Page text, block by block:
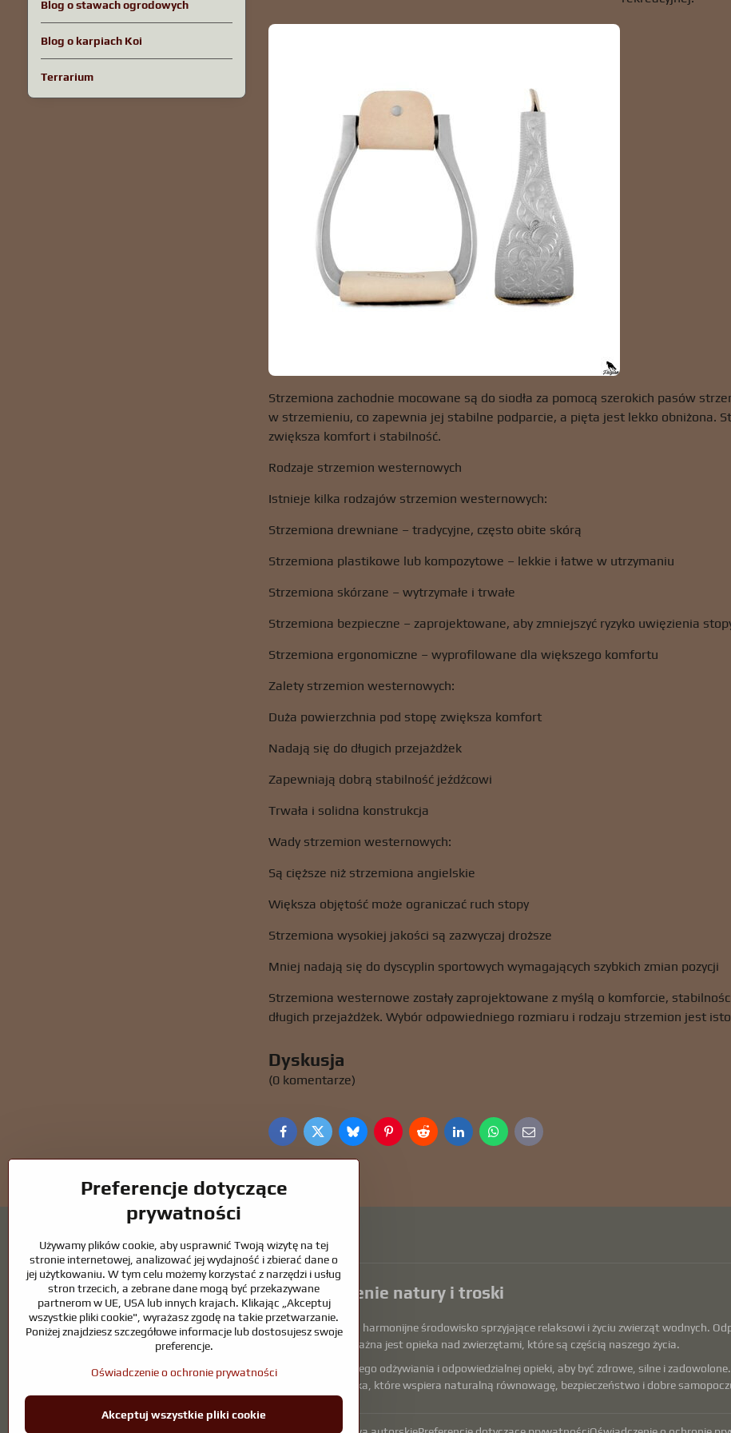
Strzemiona zachodnie mocowane są do siodła za pomocą szerokich pasów
w strzemieniu, co zapewnia jej stabilne podparcie, a pięta jest lekko obniżona.
zwiększa komfort i stabilność.
Rodzaje strzemion westernowych
Istnieje kilka rodzajów strzemion westernowych:
Strzemiona drewniane – tradycyjne, często obite skórą
Strzemiona plastikowe lub kompozytowe – lekkie i łatwe w utrzymaniu
Strzemiona skórzane – wytrzymałe i trwałe
Strzemiona bezpieczne – zaprojektowane, aby zmniejszyć ryzyko uwięzienia
Strzemiona ergonomiczne – wyprofilowane dla większego komfortu
Zalety strzemion westernowych:
Duża powierzchnia pod stopę zwiększa komfort
Nadają się do długich przejażdżek
Zapewniają dobrą stabilność jeźdźcowi
Trwała i solidna konstrukcja
Wady strzemion westernowych:
Są cięższe niż strzemiona angielskie
Większa objętość może ograniczać ruch stopy
Strzemiona wysokiej jakości są zazwyczaj droższe
Mniej nadają się do dyscyplin sportowych wymagających szybkich zmian pozycji
Strzemiona westernowe zostały zaprojektowane z myślą o komforcie,
długich przejażdżek. Wybór odpowiedniego rozmiaru i rodzaju strzemion jest
Dyskusja
(0 komentarze)
FacebookTwitterBlueskyPinterestRedditLinkedInWhatsApp
E-
mail
Blog o stawach ogrodowych
Blog o karpiach Koi
Terrarium
Oczka wodne i akcesoria dla koni – połączenie natury i troski
Oczka wodne stanowią piękny dodatek do każdego ogrodu i tworzą harmonijne środowisko sprzyjające relaksowi i życiu zwierząt wodnych.
kluczem do czystej wody i zdrowego stawu przez cały rok. Równie ważna jest opieka nad zwierzętami, które są częścią naszego życia.
Konie wymagają wysokiej jakości sprzętu jeździeckiego, odpowiedniego odżywiania i odpowiedzialnej opieki, aby być zdrowe, silne i
hodowców, czy miłośników natury, celem jest stworzenie środowiska, które wspiera naturalną równowagę, bezpieczeństwo i dobre
Preferencje dotyczące
prywatności
Używamy plików cookie, aby usprawnić Twoją wizytę na tej
stronie internetowej, analizować jej wydajność i zbierać dane o
jej użytkowaniu. W tym celu możemy korzystać z narzędzi i usług
stron trzecich, a zebrane dane mogą być przekazywane
partnerom w UE, USA lub innych krajach. Klikając „Akceptuj
wszystkie pliki cookie", wyrażasz zgodę na takie przetwarzanie.
Poniżej znajdziesz szczegółowe informacje lub dostosujesz swoje
preferencje.
Oświadczenie o ochronie prywatności
Akceptuj wszystkie pliki cookie